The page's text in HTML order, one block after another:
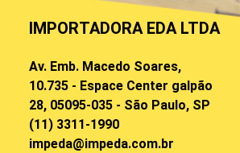
IMPORTADORA EDA LTDA
Av. Emb. Macedo Soares,
10.735 - Espace Center galpão
28, 05095-035 - São Paulo, SP
(11) 3311-1990
impeda@impeda.com.br